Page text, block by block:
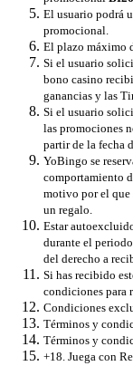
El usuario podrá
promocional.
El plazo máximo
Si el usuario
bono casino
ganancias y las
Si el usuario
las promociones
partir de la fecha
YoBingo se
comportamiento
motivo por el que
un regalo.
Estar
durante el
del derecho a
Si has recibido
condiciones para
Condiciones
Términos y
Términos y
+18. Juega con